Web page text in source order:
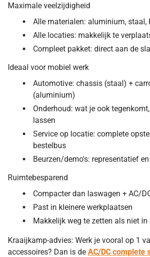
Maximale veelzijdigheid
Alle materialen: aluminium, staal,
Alle locaties: makkelijk te
Compleet pakket: direct aan de
Ideaal voor mobiel werk
Automotive: chassis (staal) +
(aluminium)
Onderhoud: wat je ook
lassen
Service op locatie: complete
bestelbus
Beurzen/demo's: representatief
Ruimtebesparend
Compacter dan laswagen + AC/
Past in kleinere werkplaatsen
Makkelijk weg te zetten als niet in
Kraaijkamp-advies: Werk je vooral op 1
accessoires? Dan is de AC/DC complete